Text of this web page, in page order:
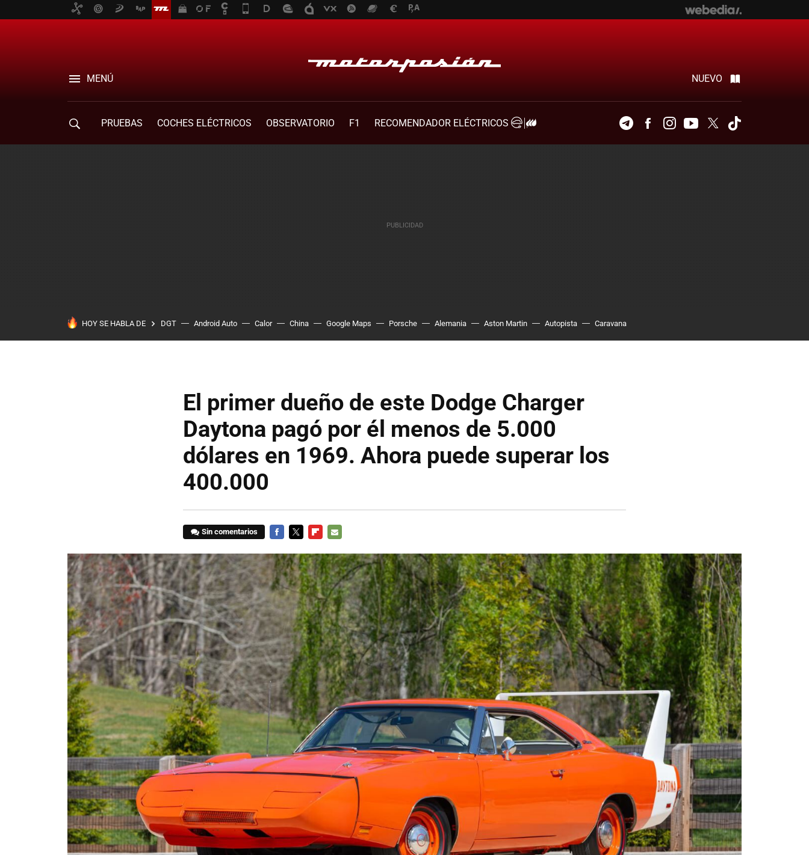
MENÚ NUEVO
PRUEBAS COCHES ELÉCTRICOS OBSERVATORIO F1
RECOMENDADOR ELÉCTRICOS
TelegramFacebookInstagramYoutubeTwitter
HOY SE HABLA DE DGT Android Auto Calor China Google Maps Porsche Alemania Aston Martin Autopista Caravana
El primer dueño de este Dodge Charger
Daytona pagó por él menos de 5.000
dólares en 1969. Ahora puede superar los
400.000
Sin comentarios
MAIL